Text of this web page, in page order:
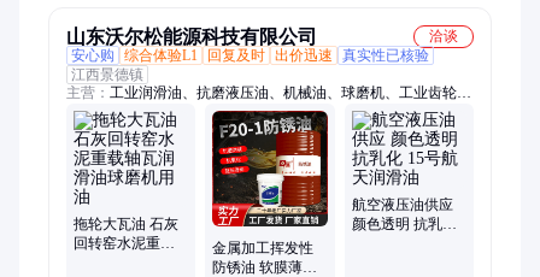
山东沃尔松能源科技有限公司
洽谈
安心购
综合体验L1 回复及时 出价迅速
真实性已核验
江西景德镇
主营： 工业润滑油、抗磨液压油、机械油、球磨机、工业齿轮
油、液压支架乳化油、螺杆空压机油、防锈乳化油
拖轮大瓦油 石灰
回转窑水泥重载
金属加工挥发性
防锈油 软膜薄层
航空液压油供应
颜色透明 抗乳化